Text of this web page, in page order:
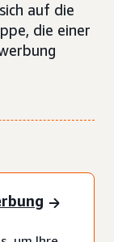
auf die
die einer